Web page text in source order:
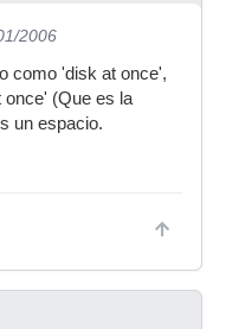
2006
como 'disk at once',
once' (Que es la
un espacio.